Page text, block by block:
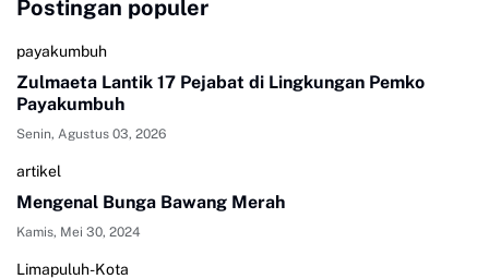
Postingan populer
payakumbuh
Zulmaeta Lantik 17 Pejabat di Lingkungan Pemko
Payakumbuh
Senin, Agustus 03, 2026
artikel
Mengenal Bunga Bawang Merah
Kamis, Mei 30, 2024
Limapuluh-Kota